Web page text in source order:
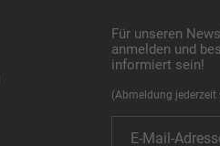
Für unseren
anmelden und
informiert sein!
(Abmeldung jederzeit